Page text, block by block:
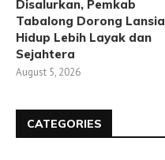
Disalurkan, Pemkab
Tabalong Dorong Lansia
Hidup Lebih Layak dan
Sejahtera
August 5, 2026
CATEGORIES